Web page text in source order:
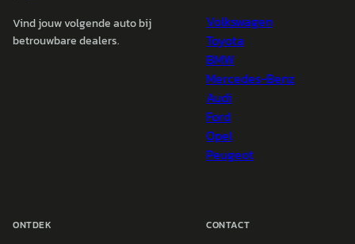
Vind jouw volgende auto bij
betrouwbare dealers.
Volkswagen
Toyota
BMW
Mercedes-Benz
Audi
Ford
Opel
Peugeot
ONTDEK CONTACT